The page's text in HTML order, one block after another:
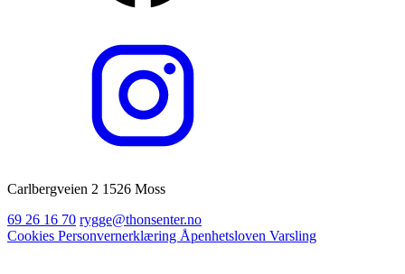
Carlbergveien 2 1526 Moss
69 26 16 70 rygge@thonsenter.no
Cookies Personvernerklæring Åpenhetsloven Varsling